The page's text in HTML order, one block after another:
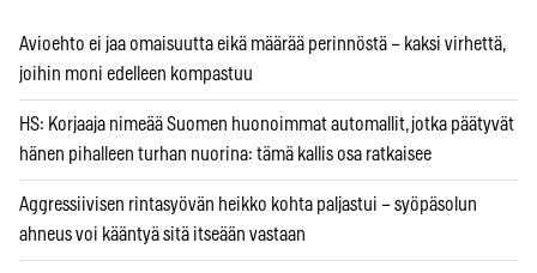
Avioehto ei jaa omaisuutta eikä määrää perinnöstä – kaksi virhettä,
joihin moni edelleen kompastuu
HS: Korjaaja nimeää Suomen huonoimmat automallit, jotka päätyvät
hänen pihalleen turhan nuorina: tämä kallis osa ratkaisee
Aggressiivisen rintasyövän heikko kohta paljastui – syöpäsolun
ahneus voi kääntyä sitä itseään vastaan